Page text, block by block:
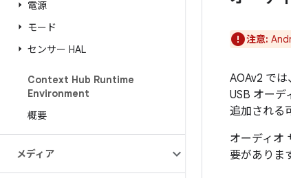
電源
モード
センサー HAL
Context Hub Runtime
Environment
概要
メディア
注意:
AOAv2 で
USB オー
追加される
オーディオ
要がありま